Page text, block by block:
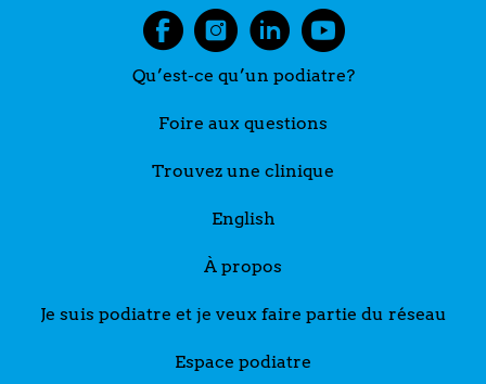
Qu’est-ce qu’un podiatre?
Foire aux questions
Trouvez une clinique
English
À propos
Je suis podiatre et je veux faire partie du réseau
Espace podiatre